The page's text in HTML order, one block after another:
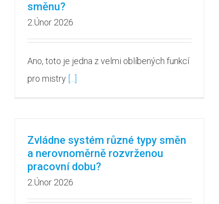
směnu?
2.Únor 2026
Ano, toto je jedna z velmi oblíbených funkcí
pro mistry
Zvládne systém různé typy směn
a nerovnoměrně rozvrženou
pracovní dobu?
2.Únor 2026